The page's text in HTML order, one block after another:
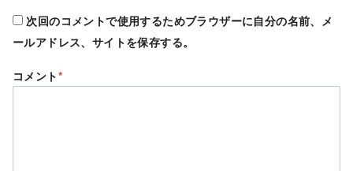
次回のコメントで使用するためブラウザーに自分の名前、メ
ールアドレス、サイトを保存する。
コメント*